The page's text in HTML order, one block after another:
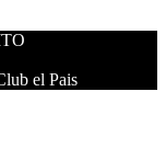
el Pais